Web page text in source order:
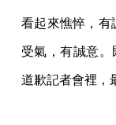
看起來憔悴，有
受氣，有誠意
道歉記者會裡，